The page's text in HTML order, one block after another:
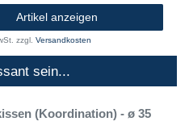
Artikel anzeigen
zzgl. Versandkosten
sein...
(Koordination) - ø 35